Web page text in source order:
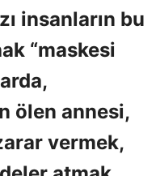
insanların bu
“maskesi
ölen annesi,
vermek,